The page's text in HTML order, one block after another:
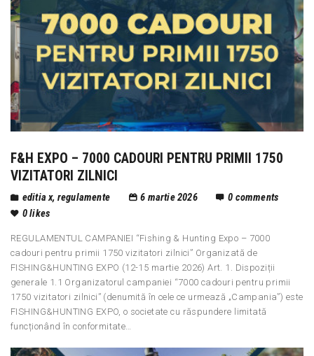
F&H EXPO – 7000 CADOURI PENTRU PRIMII 1750
VIZITATORI ZILNICI
editia x, regulamente 6 martie 2026 0 comments
0likes
REGULAMENTUL CAMPANIEI “Fishing & Hunting Expo – 7000
cadouri pentru primii 1750 vizitatori zilnici” Organizată de
FISHING&HUNTING EXPO (12-15 martie 2026) Art. 1. Dispoziții
generale 1.1 Organizatorul campaniei “7000 cadouri pentru primii
1750 vizitatori zilnici” (denumită în cele ce urmează „Campania”) este
FISHING&HUNTING EXPO, o societate cu răspundere limitată
funcționând în conformitate…